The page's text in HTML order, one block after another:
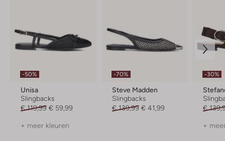
-50%
Unisa
Slingbacks
€ 119,99 € 59,99
+ meer kleuren
-70%
Steve Madden
Slingbacks
€ 139,99 € 41,99
-30%
€
+